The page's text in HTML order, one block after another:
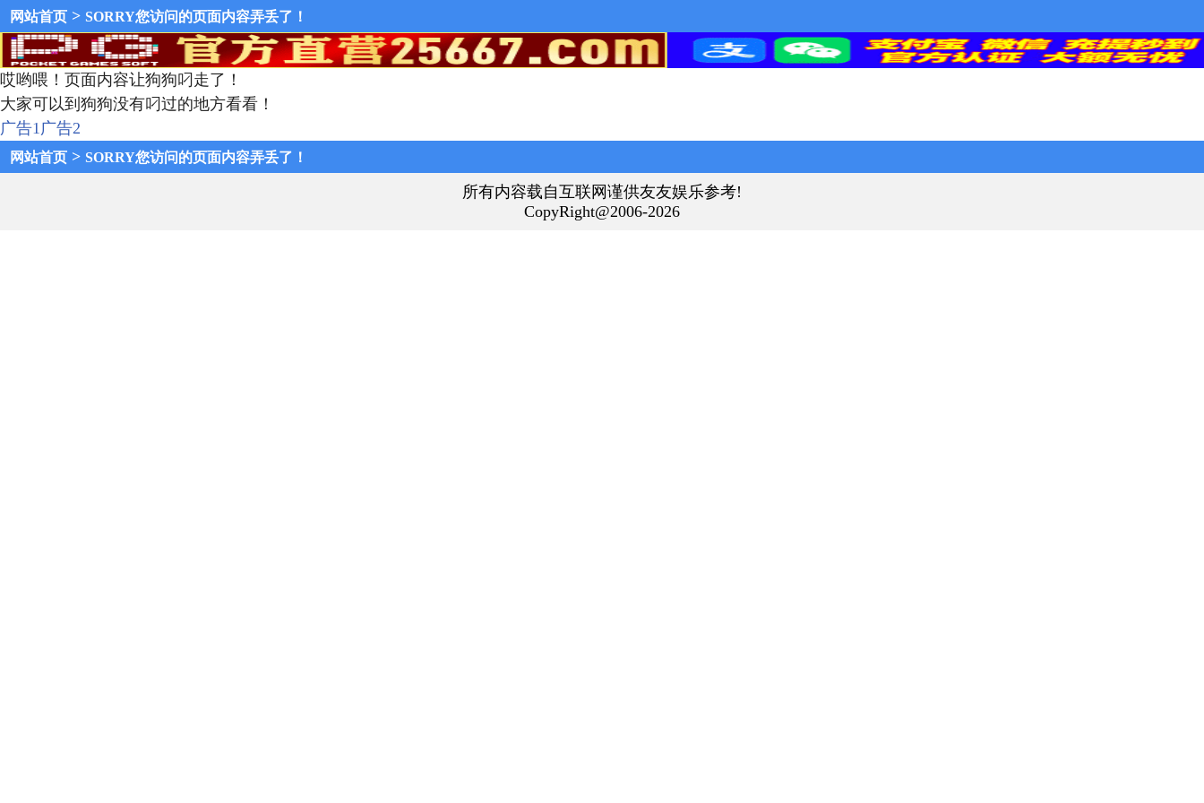
网站首页 > SORRY您访问的页面内容弄丢了！
哎哟喂！页面内容让狗狗叼走了！
大家可以到狗狗没有叼过的地方看看！
广告1广告2
网站首页 > SORRY您访问的页面内容弄丢了！
所有内容载自互联网谨供友友娱乐参考!
CopyRight@2006-2026